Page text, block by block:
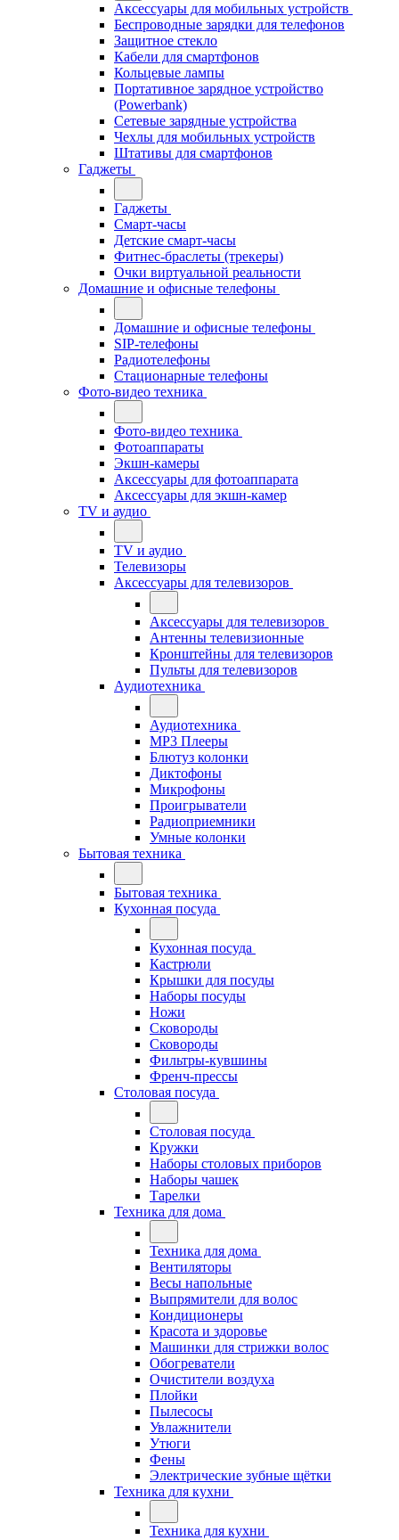
Аксессуары для мобильных устройств
Беспроводные зарядки для телефонов
Защитное стекло
Кабели для смартфонов
Кольцевые лампы
Портативное зарядное устройство
(Powerbank)
Сетевые зарядные устройства
Чехлы для мобильных устройств
Штативы для смартфонов
Гаджеты
Гаджеты
Смарт-часы
Детские смарт-часы
Фитнес-браслеты (трекеры)
Очки виртуальной реальности
Домашние и офисные телефоны
Домашние и офисные телефоны
SIP-телефоны
Радиотелефоны
Стационарные телефоны
Фото-видео техника
Фото-видео техника
Фотоаппараты
Экшн-камеры
Аксессуары для фотоаппарата
Аксессуары для экшн-камер
TV и аудио
TV и аудио
Телевизоры
Аксессуары для телевизоров
Аксессуары для телевизоров
Антенны телевизионные
Кронштейны для телевизоров
Пульты для телевизоров
Аудиотехника
Аудиотехника
MP3 Плееры
Блютуз колонки
Диктофоны
Микрофоны
Проигрыватели
Радиоприемники
Умные колонки
Бытовая техника
Бытовая техника
Кухонная посуда
Кухонная посуда
Кастрюли
Крышки для посуды
Наборы посуды
Ножи
Сковороды
Сковороды
Фильтры-кувшины
Френч-прессы
Столовая посуда
Столовая посуда
Кружки
Наборы столовых приборов
Наборы чашек
Тарелки
Техника для дома
Техника для дома
Вентиляторы
Весы напольные
Выпрямители для волос
Кондиционеры
Красота и здоровье
Машинки для стрижки волос
Обогреватели
Очистители воздуха
Плойки
Пылесосы
Увлажнители
Утюги
Фены
Электрические зубные щётки
Техника для кухни
Техника для кухни